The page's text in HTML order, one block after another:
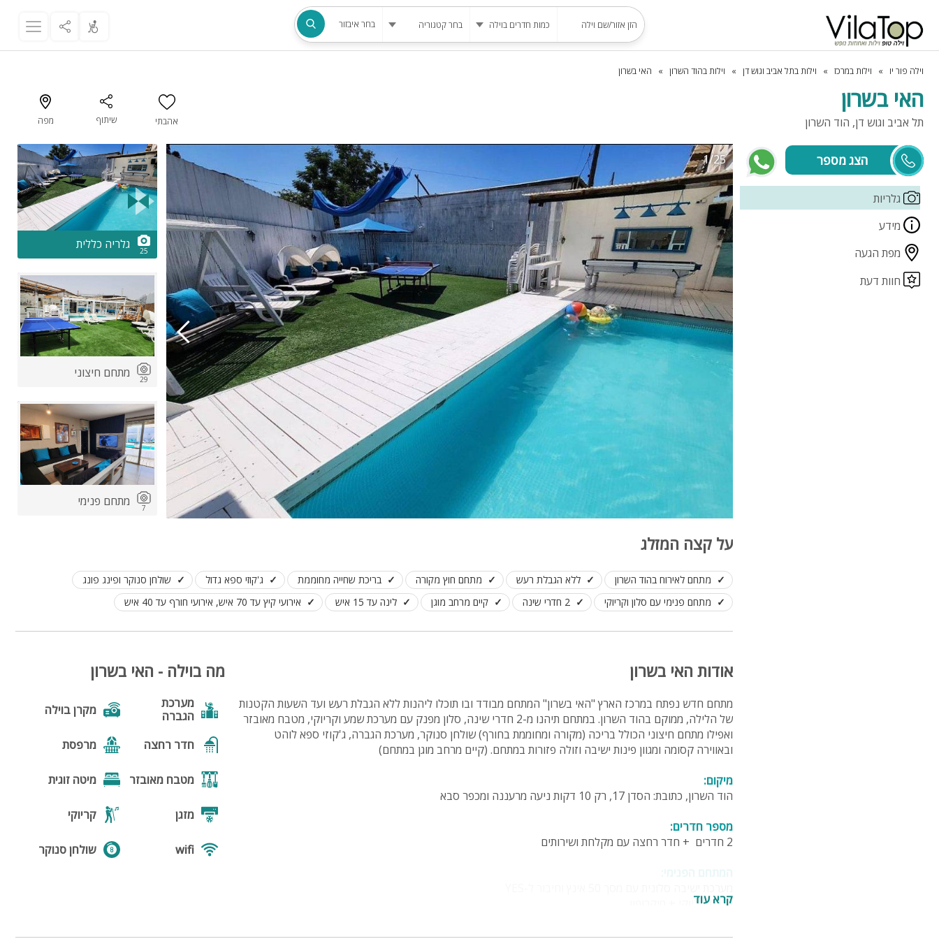
וילה פור יו וילות במרכז וילות בתל אביב וגוש דן וילות בהוד השרון האי בשרון
בחר איבזור
פינת מנגל
להשכרה
סאונה
קריוקי
גקוזי
שולחן סנוקר
פלייסטיישן
Xbox
ארוחת בוקר
שולחן פוקר
מקרן
גישה לנכים
קבוצות גדולות
בריכה מקורה
מטבח
משפחות
wifi
hot
נוף
האי בשרון
תל אביב וגוש דן, הוד השרון אהבתי שיתוף מפה
גלריות
מידע
מפת הגעה
חוות דעת
1/25
2/25
25 גלריה כללית
29 מתחם חיצוני
7 מתחם פנימי
על קצה המזלג
מתחם לאירוח בהוד השרון ללא הגבלת רעש מתחם חוץ מקורה בריכת שחייה מחוממת ג'קוזי ספא גדול
שולחן סנוקר ופינג פונג
מתחם פנימי עם סלון וקריוקי
2 חדרי שינה קיים מרחב מוגן לינה עד 15 איש אירועי קיץ עד 70 איש, אירועי חורף עד 40 איש
אודות האי בשרון
מתחם חדש נפתח במרכז הארץ "האי בשרון" המתחם מבודד ובו תוכלו ליהנות ללא הגבלת רעש ועד השעות הקטנות
של הלילה, ממוקם בהוד השרון. במתחם תיהנו מ-2 חדרי שינה, סלון מפנק עם מערכת שמע וקריוקי, מטבח מאובזר
ואפילו מתחם חיצוני הכולל בריכה (מקורה ומחוממת בחורף) שולחן סנוקר, מערכת הגברה, ג'קוזי ספא לוהט
ובאווירה קסומה ומגוון פינות ישיבה וזולה פזורות במתחם. (קיים מרחב מוגן במתחם)
מיקום:
הוד השרון, כתובת: הסדן 17, רק 10 דקות ניעה מרעננה ומכפר סבא
מספר חדרים:
2 חדרים + חדר רחצה עם מקלחת ושירותים
ערכת קריוקי + מיקרופון
שני חדרי שינה עם מיטה זוגית מוצעת ותאורה מסביב למיטה
קרא עוד
מה בוילה - האי בשרון
מערכת
הגברה
מקרן בוילה
חדר רחצה מרפסת
מטבח מאובזר מיטה זוגית
מזגן קריוקי
wifi שולחן סנוקר